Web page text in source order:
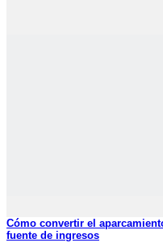
Cómo convertir el
fuente de ingresos